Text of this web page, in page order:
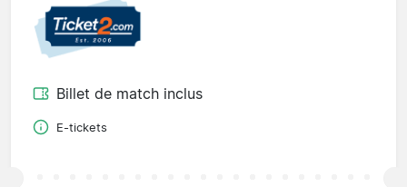
Billet de match inclus
E-tickets